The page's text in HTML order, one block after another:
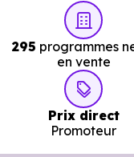
disponibles.
Nos conseillers vous
Cibler les bons
Éviter les
Organiser des
295 programmes
en vente
Prix direct
Promoteur